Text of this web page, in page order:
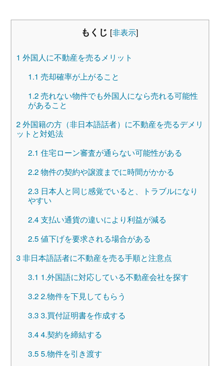
もくじ [非表示]
1 外国人に不動産を売るメリット
1.1 売却確率が上がること
1.2売れない物件でも外国人になら売れる可能性
があること
2外国籍の方（非日本語話者）に不動産を売るデメリ
ットと対処法
2.1 住宅ローン審査が通らない可能性がある
2.2物件の契約や譲渡までに時間がかかる
2.3 日本人と同じ感覚でいると、トラブルになり
やすい
2.4支払い通貨の違いにより利益が減る
2.5値下げを要求される場合がある
3 非日本語話者に不動産を売る手順と注意点
3.1 1.外国語に対応している不動産会社を探す
3.22.物件を下見してもらう
3.3 3.買付証明書を作成する
3.44.契約を締結する
3.55.物件を引き渡す